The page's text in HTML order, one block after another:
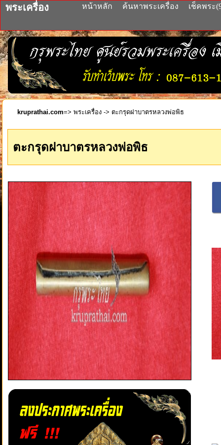
พระเครื่อง หน้าหลัก ค้นหาพระเครื่อง เช็คพระ
kruprathai.com=> พระเครื่อง -> ตะกรุดฝาบาตรหลวงพ่อพิธ
ตะกรุดฝาบาตรหลวงพ่อพิธ